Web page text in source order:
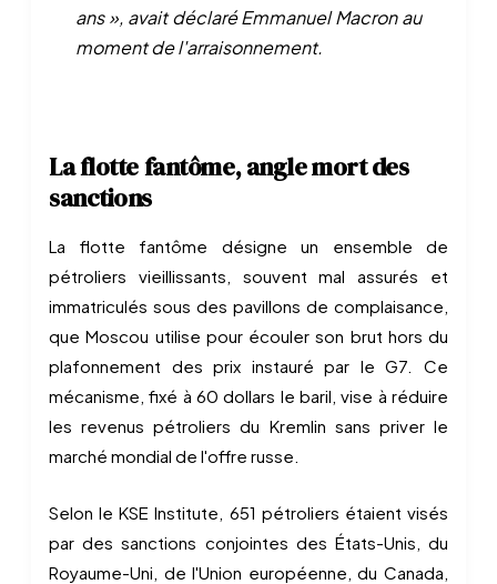
ans », avait déclaré Emmanuel Macron au
moment de l'arraisonnement.
La flotte fantôme, angle mort des
sanctions
La flotte fantôme désigne un ensemble de
pétroliers vieillissants, souvent mal assurés et
immatriculés sous des pavillons de complaisance,
que Moscou utilise pour écouler son brut hors du
plafonnement des prix instauré par le G7. Ce
mécanisme, fixé à 60 dollars le baril, vise à réduire
les revenus pétroliers du Kremlin sans priver le
marché mondial de l'offre russe.
Selon le KSE Institute, 651 pétroliers étaient visés
par des sanctions conjointes des États-Unis, du
Royaume-Uni, de l'Union européenne, du Canada,